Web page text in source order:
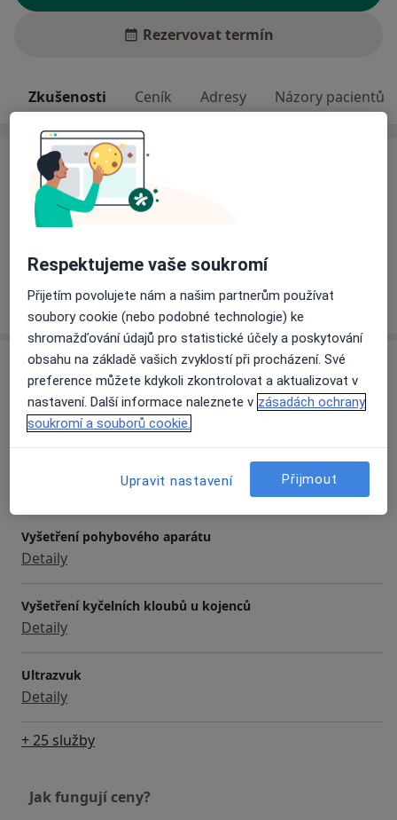
Rezervovat termín
Zkušenosti Ceník Adresy Názory pacientů
Zkušenosti
Hlavní léčená onemocnění
Bolest ramene Sportovní úrazy
Víceo zkušenostech
Služby a ceník služeb
Aloplastika
Detaily
Operace syndromu karpálního tunelu
Vyšetření pohybového aparátu
Detaily
Vyšetření kyčelních kloubů u kojenců
Detaily
Ultrazvuk
Detaily
+ 25 služby
Jak fungují ceny?
Respektujeme vaše soukromí
Přijetím povolujete nám a našim partnerům používat
soubory cookie (nebo podobné technologie) ke
shromažďování údajů pro statistické účely a poskytování
obsahu na základě vašich zvyklostí při procházení. Své
preference můžete kdykoli zkontrolovat a aktualizovat v
nastavení. Další informace naleznete v zásadách ochrany
soukromí a souborů cookie.
Upravit nastavení Přijmout